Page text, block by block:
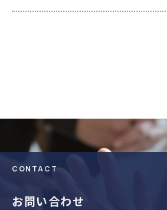
CONTACT
お問い合わせ